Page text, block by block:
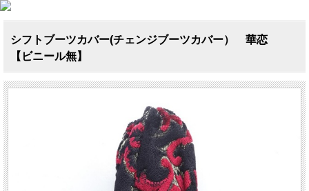
シフトブーツカバー(チェンジブーツカバー） 華恋
【ビニール無】